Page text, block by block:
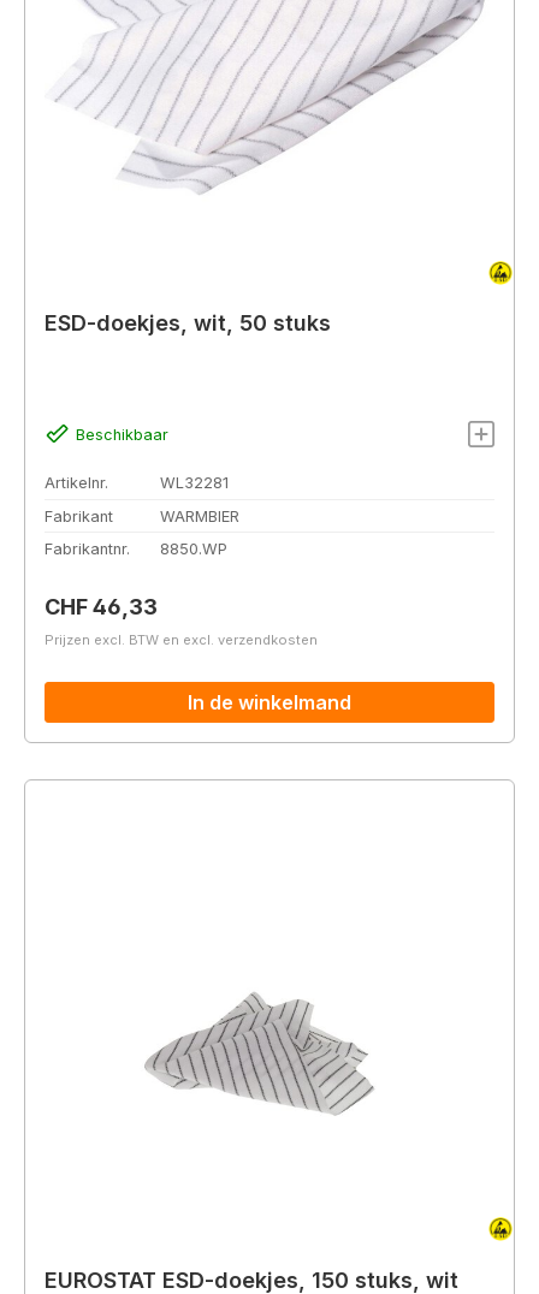
ESD-doekjes, wit, 50 stuks
Beschikbaar
Artikelnr.
WL32281
Fabrikant
WARMBIER
Fabrikantnr.
8850.WP
Normale prijs:
CHF 46,33
Prijzen excl. BTW en excl. verzendkosten
In de winkelmand
EUROSTAT ESD-doekjes, 150 stuks, wit